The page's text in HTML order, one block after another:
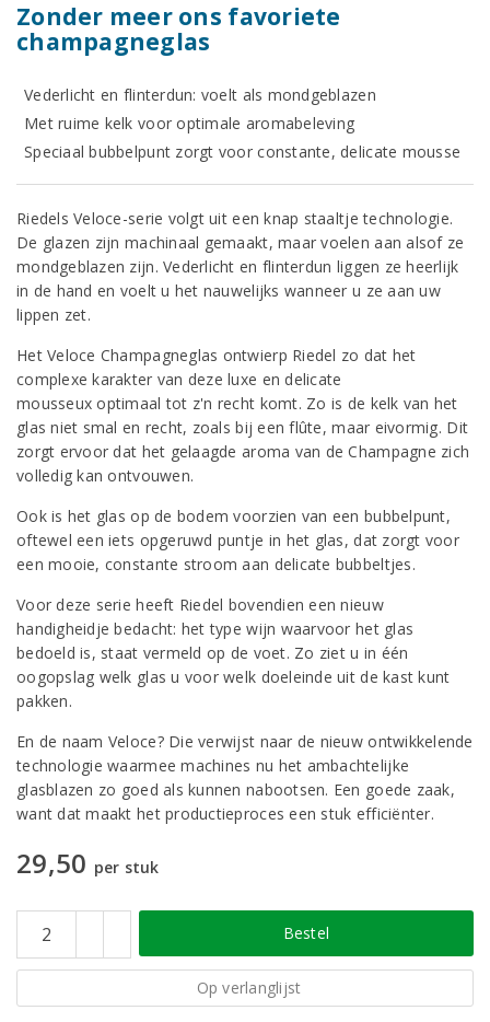
Zonder meer ons favoriete
champagneglas
Vederlicht en flinterdun: voelt als mondgeblazen
Met ruime kelk voor optimale aromabeleving
Speciaal bubbelpunt zorgt voor constante, delicate mousse
Riedels Veloce-serie volgt uit een knap staaltje technologie.
De glazen zijn machinaal gemaakt, maar voelen aan alsof ze
mondgeblazen zijn. Vederlicht en flinterdun liggen ze heerlijk
in de hand en voelt u het nauwelijks wanneer u ze aan uw
lippen zet.
Het Veloce Champagneglas ontwierp Riedel zo dat het
complexe karakter van deze luxe en delicate
mousseux optimaal tot z'n recht komt. Zo is de kelk van het
glas niet smal en recht, zoals bij een flûte, maar eivormig. Dit
zorgt ervoor dat het gelaagde aroma van de Champagne zich
volledig kan ontvouwen.
Ook is het glas op de bodem voorzien van een bubbelpunt,
oftewel een iets opgeruwd puntje in het glas, dat zorgt voor
een mooie, constante stroom aan delicate bubbeltjes.
Voor deze serie heeft Riedel bovendien een nieuw
handigheidje bedacht: het type wijn waarvoor het glas
bedoeld is, staat vermeld op de voet. Zo ziet u in één
oogopslag welk glas u voor welk doeleinde uit de kast kunt
pakken.
En de naam Veloce? Die verwijst naar de nieuw ontwikkelende
technologie waarmee machines nu het ambachtelijke
glasblazen zo goed als kunnen nabootsen. Een goede zaak,
want dat maakt het productieproces een stuk efficiënter.
29,50 per stuk
Bestel
Op verlanglijst